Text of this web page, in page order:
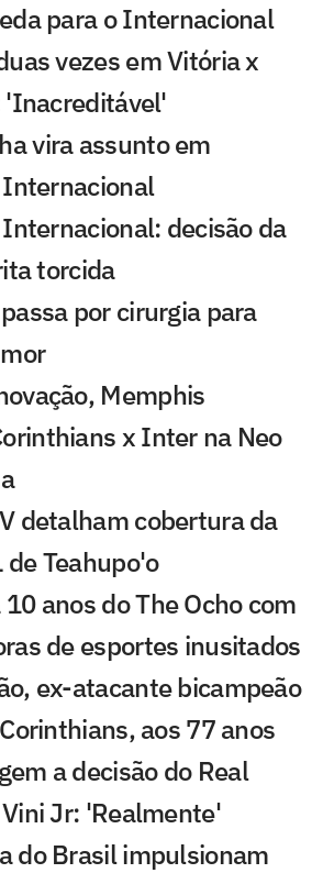
para o Internacional
vezes em Vitória x
vira assunto em
decisão da
torcida
por cirurgia para
Memphis
x Inter na Neo
detalham cobertura da
de Teahupo'o
anos do The Ocho com
de esportes inusitados
ex-atacante bicampeão
aos 77 anos
a decisão do Real
Jr: 'Realmente'
do Brasil impulsionam